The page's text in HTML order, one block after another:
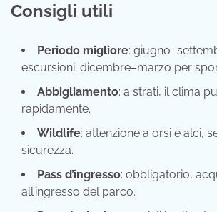
Consigli utili
Periodo migliore:
escursioni; dicembre–marzo per
Abbigliamento: a strati, il clima
rapidamente.
Wildlife: attenzione a orsi e alci,
sicurezza.
Pass d’ingresso: obbligatorio,
all’ingresso del parco.